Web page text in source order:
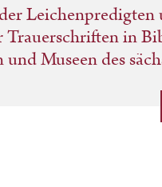
Leichenpredigten
Trauerschriften in
Museen des